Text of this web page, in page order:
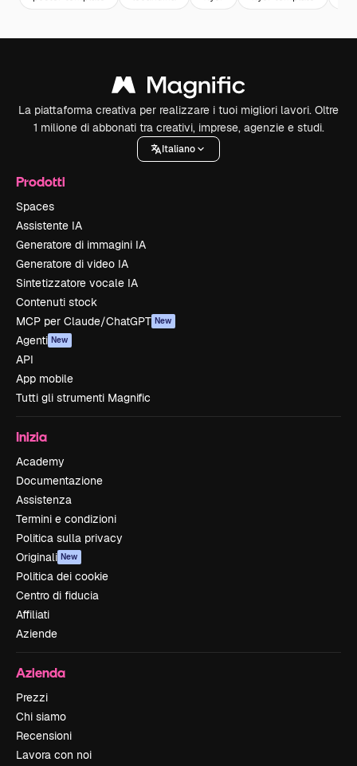
La piattaforma creativa per realizzare i tuoi migliori lavori. Oltre
1 milione di abbonati tra creativi, imprese, agenzie e studi.
Italiano
Prodotti
Spaces
Assistente IA
Generatore di immagini IA
Generatore di video IA
Sintetizzatore vocale IA
Contenuti stock
MCP per Claude/ChatGPT New
Agenti New
API
App mobile
Tutti gli strumenti Magnific
Inizia
Academy
Documentazione
Assistenza
Termini e condizioni
Politica sulla privacy
Originali New
Politica dei cookie
Centro di fiducia
Affiliati
Aziende
Azienda
Prezzi
Chi siamo
Recensioni
Lavora con noi